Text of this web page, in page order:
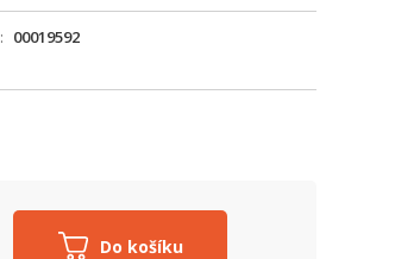
00019592
Do košíku